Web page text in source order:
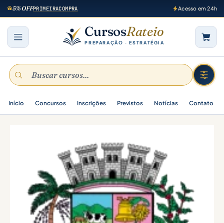
5% OFFPRIMEIRACOMPRA Acesso em 24h
CursosRateio
PREPARAÇÃO · ESTRATÉGIA
Início Concursos Inscrições Previstos Notícias Contato